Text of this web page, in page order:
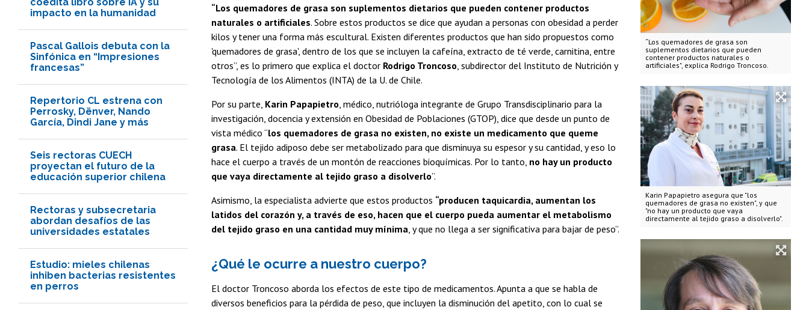
impacto en la humanidad
Pascal Gallois debuta con la
Sinfónica en “Impresiones
francesas”
Repertorio CL estrena con
Perrosky, Dënver, Nando
García, Dindi Jane y más
Seis rectoras CUECH
proyectan el futuro de la
educación superior chilena
Rectoras y subsecretaria
abordan desafíos de las
universidades estatales
Estudio: mieles chilenas
inhiben bacterias resistentes
en perros
“Los quemadores de grasa son
suplementos dietarios que pueden
contener productos naturales o
artificiales", explica Rodrigo Troncoso.
Karin Papapietro asegura que "los
quemadores de grasa no existen", y que
"no hay un producto que vaya
directamente al tejido graso a disolverlo".
“Los quemadores de grasa son suplementos dietarios que pueden contener productos
naturales o artificiales. Sobre estos productos se dice que ayudan a personas con obesidad a perder
kilos y tener una forma más escultural. Existen diferentes productos que han sido propuestos como
'quemadores de grasa', dentro de los que se incluyen la cafeína, extracto de té verde, carnitina, entre
otros”, es lo primero que explica el doctor Rodrigo Troncoso , subdirector del Instituto de Nutrición y
Tecnología de los Alimentos (INTA) de la U. de Chile.
Por su parte, Karin Papapietro , médico, nutrióloga integrante de Grupo Transdisciplinario para la
investigación, docencia y extensión en Obesidad de Poblaciones (GTOP), dice que desde un punto de
vista médico “los quemadores de grasa no existen, no existe un medicamento que queme
grasa. El tejido adiposo debe ser metabolizado para que disminuya su espesor y su cantidad, y eso lo
hace el cuerpo a través de un montón de reacciones bioquímicas. Por lo tanto, no hay un producto
que vaya directamente al tejido graso a disolverlo”.
Asimismo, la especialista advierte que estos productos “producen taquicardia, aumentan los
latidos del corazón y, a través de eso, hacen que el cuerpo pueda aumentar el metabolismo
del tejido graso en una cantidad muy mínima , y que no llega a ser significativa para bajar de peso”.
¿Qué le ocurre a nuestro cuerpo?
El doctor Troncoso aborda los efectos de este tipo de medicamentos. Apunta a que se habla de
diversos beneficios para la pérdida de peso, que incluyen la disminución del apetito, con lo cual se